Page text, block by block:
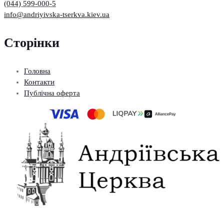
(044) 599-000-5
info@andriyivska-tserkva.kiev.ua
Сторінки
Головна
Контакти
Публічна оферта